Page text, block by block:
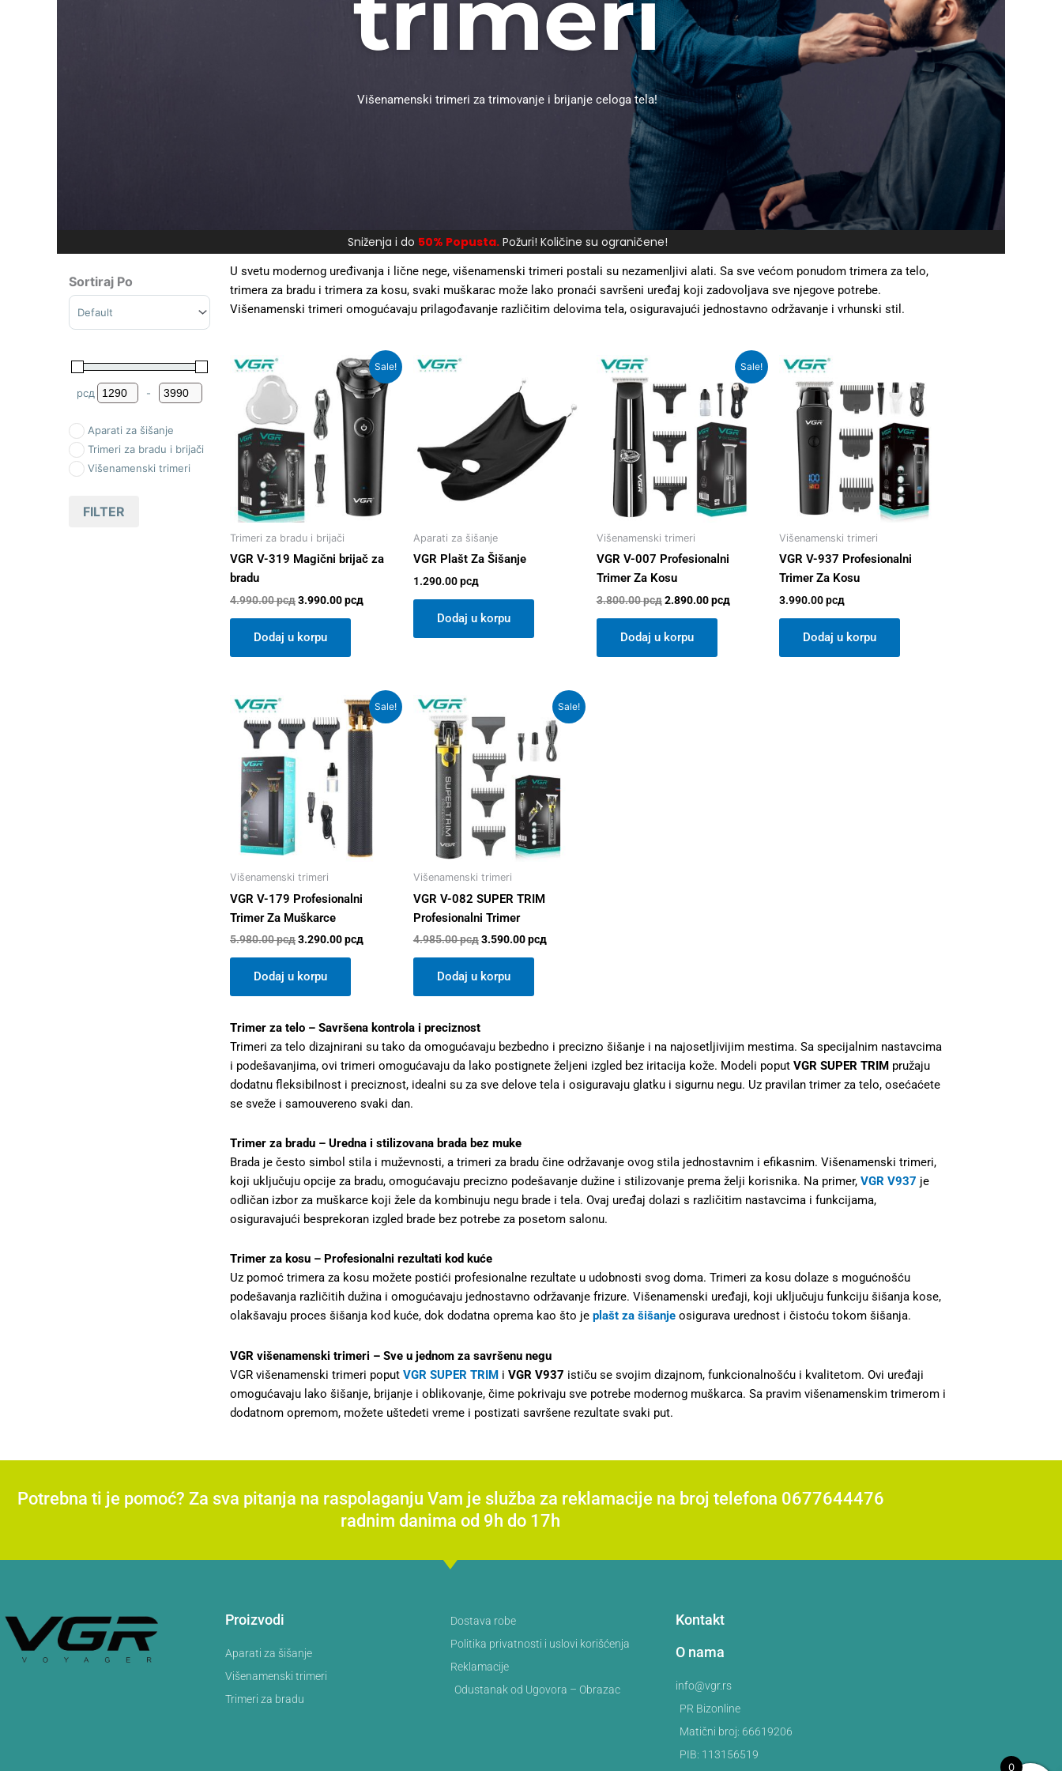
Višenamenski trimeri za trimovanje i brijanje celoga tela!
Sniženja i do 50% Popusta.Požuri! Količine su ograničene!
Sortiraj Po
Sort Products
рсд
Minimum Price
-
Maximum Price
Aparati za šišanje
Trimeri za bradu i brijači
Višenamenski trimeri
FILTER
U svetu modernog uređivanja i lične nege, višenamenski trimeri postali su nezamenljivi alati. Sa sve većom ponudom trimera za telo,
trimera za bradu i trimera za kosu, svaki muškarac može lako pronaći savršeni uređaj koji zadovoljava sve njegove potrebe.
Višenamenski trimeri omogućavaju prilagođavanje različitim delovima tela, osiguravajući jednostavno održavanje i vrhunski stil.
Sale!
Trimeri za bradu i brijači
VGR V-319 Magični brijač za
bradu
4.990.00рсд
4.990.00 рсд.
3.990.00рсд
Current
price
is:
3.990.00 рсд.
Dodaj u korpu
Aparati za šišanje
VGR Plašt Za Šišanje
1.290.00рсд
Dodaj u korpu
Sale!
Višenamenski trimeri
VGR V-007 Profesionalni
Trimer Za Kosu
3.800.00рсд
was:
3.800.00 рсд.
2.890.00рсд
Current
price
is:
2.890.00 рсд.
Dodaj u korpu
Višenamenski trimeri
VGR V-937 Profesionalni
Trimer Za Kosu
3.990.00рсд
Dodaj u korpu
Sale!
Višenamenski trimeri
VGR V-179 Profesionalni
Trimer Za Muškarce
5.980.00рсд
was:
5.980.00 рсд.
3.290.00рсд
Current
price
is:
3.290.00 рсд.
Dodaj u korpu
Sale!
Višenamenski trimeri
VGR V-082 SUPER TRIM
Profesionalni Trimer
4.985.00рсд
price
was:
4.985.00 рсд.
3.590.00рсд
Current
price
is:
3.590.00 рсд.
Dodaj u korpu
Trimer za telo – Savršena kontrola i preciznost
Trimeri za telo dizajnirani su tako da omogućavaju bezbedno i precizno šišanje i na najosetljivijim mestima. Sa specijalnim nastavcima
i podešavanjima, ovi trimeri omogućavaju da lako postignete željeni izgled bez iritacija kože. Modeli poput VGR SUPER TRIMpružaju
dodatnu fleksibilnost i preciznost, idealni su za sve delove tela i osiguravaju glatku i sigurnu negu. Uz pravilan trimer za telo, osećaćete
se sveže i samouvereno svaki dan.
Trimer za bradu – Uredna i stilizovana brada bez muke
Brada je često simbol stila i muževnosti, a trimeri za bradu čine održavanje ovog stila jednostavnim i efikasnim. Višenamenski trimeri,
koji uključuju opcije za bradu, omogućavaju precizno podešavanje dužine i stilizovanje prema želji korisnika. Na primer, VGR V937 je
odličan izbor za muškarce koji žele da kombinuju negu brade i tela. Ovaj uređaj dolazi s različitim nastavcima i funkcijama,
osiguravajući besprekoran izgled brade bez potrebe za posetom salonu.
Trimer za kosu – Profesionalni rezultati kod kuće
Uz pomoć trimera za kosu možete postići profesionalne rezultate u udobnosti svog doma. Trimeri za kosu dolaze s mogućnošću
podešavanja različitih dužina i omogućavaju jednostavno održavanje frizure. Višenamenski uređaji, koji uključuju funkciju šišanja kose,
olakšavaju proces šišanja kod kuće, dok dodatna oprema kao što je plašt za šišanjeosigurava urednost i čistoću tokom šišanja.
VGR višenamenski trimeri – Sve u jednom za savršenu negu
VGR višenamenski trimeri poput VGR SUPER TRIMi VGR V937 ističu se svojim dizajnom, funkcionalnošću i kvalitetom. Ovi uređaji
omogućavaju lako šišanje, brijanje i oblikovanje, čime pokrivaju sve potrebe modernog muškarca. Sa pravim višenamenskim trimerom i
dodatnom opremom, možete uštedeti vreme i postizati savršene rezultate svaki put.
Potrebna ti je pomoć? Za sva pitanja na raspolaganju Vam je služba za reklamacije na broj telefona 0677644476
radnim danima od 9h do 17h
Proizvodi
Aparati za šišanje
Višenamenski trimeri
Trimeri za bradu
Dostava robe
Politika privatnosti i uslovi korišćenja
Reklamacije
Odustanak od Ugovora – Obrazac
Kontakt
O nama
info@vgr.rs
PR Bizonline
Matični broj: 66619206
PIB: 113156519
0